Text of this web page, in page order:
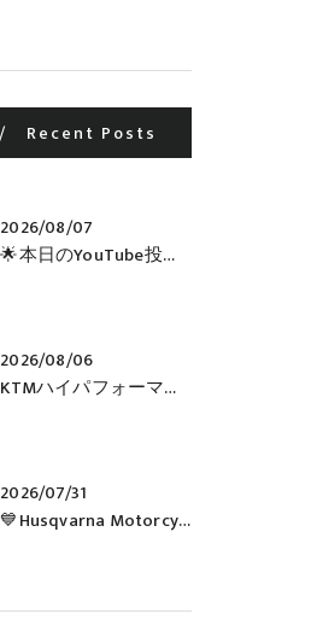
Recent Posts
2026/08/07
【🌟本日のYouTube投稿完了🌟】 🔥390 ADVENTURE R × KTM山形 オリジナルデカール仕様誕生🔥
2026/08/06
🔥KTMハイパフォーマンスネイキッドがお得に手に入るチャンス🔥
2026/07/31
【💙Husqvarna Motorcycles / NORDEN 901💙】 ご納車おめでとうございます🎉✨